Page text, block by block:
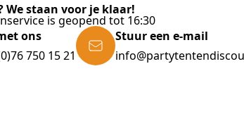
We staan voor je klaar!
is geopend tot 16:30
ons
750 15 21
Stuur een e-mail